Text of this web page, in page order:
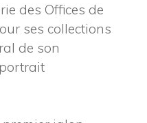
des Offices de
ses collections
de son